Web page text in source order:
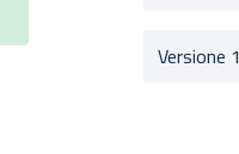
Versione 1